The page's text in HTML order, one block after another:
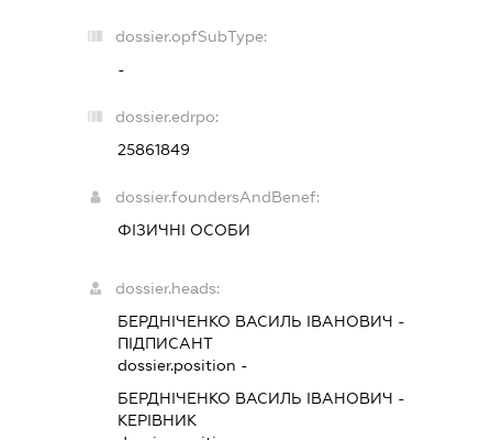
dossier.opfSubType:
-
dossier.edrpo:
25861849
dossier.foundersAndBenef:
ФІЗИЧНІ ОСОБИ
dossier.heads:
БЕРДНІЧЕНКО ВАСИЛЬ ІВАНОВИЧ -
ПІДПИСАНТ
dossier.position -
БЕРДНІЧЕНКО ВАСИЛЬ ІВАНОВИЧ -
КЕРІВНИК